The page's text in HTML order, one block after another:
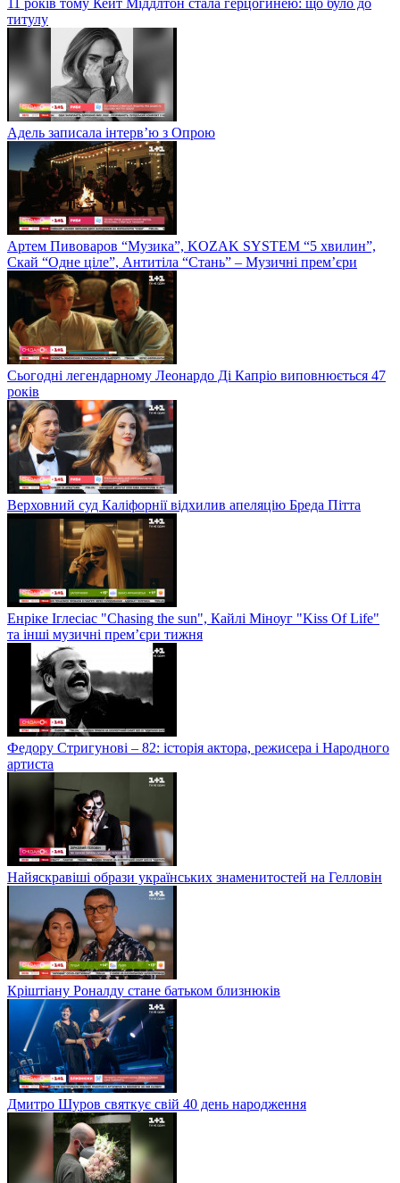
титулу
Адель записала інтерв’ю з Опрою
Артем Пивоваров “Музика”, KOZAK SYSTEM “5 хвилин”,
Скай “Одне ціле”, Антитіла “Стань” – Музичні прем’єри
Сьогодні легендарному Леонардо Ді Капріо виповнюється 47
років
Верховний суд Каліфорнії відхилив апеляцію Бреда Пітта
Енріке Іглесіас "Chasing the sun", Кайлі Міноуг "Kiss Of Life"
та інші музичні прем’єри тижня
Федору Стригунові – 82: історія актора, режисера і Народного
артиста
Найяскравіші образи українських знаменитостей на Гелловін
Кріштіану Роналду стане батьком близнюків
Дмитро Шуров святкує свій 40 день народження